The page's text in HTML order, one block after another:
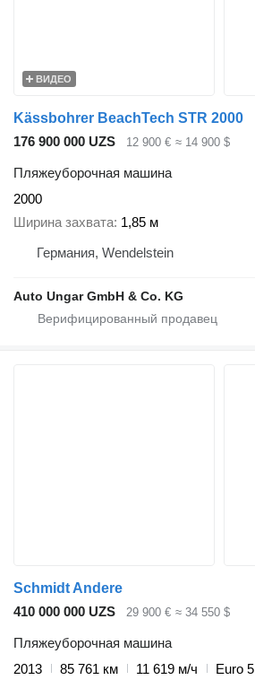
ВИДЕО
Kässbohrer BeachTech STR 2000
176 900 000 UZS
12 900 € ≈ 14 900 $
Пляжеуборочная машина
2000
Ширина захвата 1,85 м
Германия, Wendelstein
Auto Ungar GmbH & Co. KG
Schmidt Andere
410 000 000 UZS
29 900 € ≈ 34 550 $
Пляжеуборочная машина
2013
85 761 км 11 619 м/ч
Euro 5